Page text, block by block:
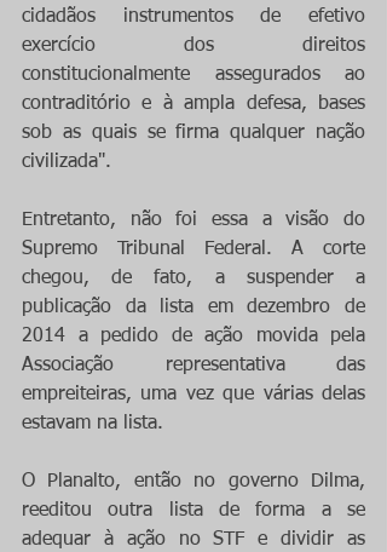
cidadãos instrumentos de efetivo
exercício dos direitos
constitucionalmente assegurados ao
contraditório e à ampla defesa, bases
sob as quais se firma qualquer nação
civilizada".
Entretanto, não foi essa a visão do
Supremo Tribunal Federal. A corte
chegou, de fato, a suspender a
publicação da lista em dezembro de
2014 a pedido de ação movida pela
Associação representativa das
empreiteiras, uma vez que várias delas
estavam na lista.
O Planalto, então no governo Dilma,
reeditou outra lista de forma a se
adequar à ação no STF e dividir as